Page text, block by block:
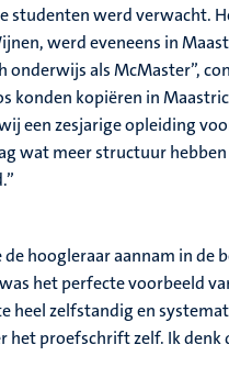
werd verwacht.
werd eveneens in
als McMaster”,
konden kopiëren in
een zesjarige opleiding
wat meer structuur
hoogleraar aannam in
het perfecte voorbeeld
heel zelfstandig en
het proefschrift zelf. Ik